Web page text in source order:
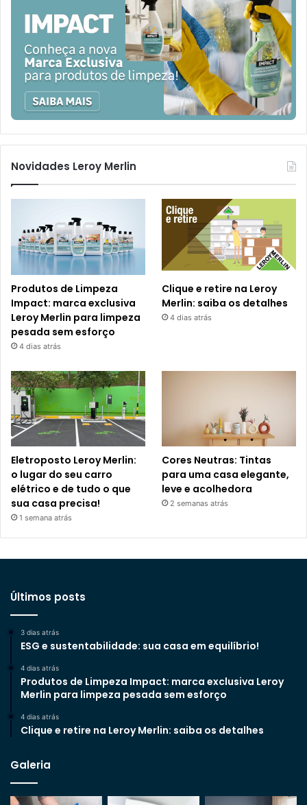
Novidades Leroy Merlin
Produtos de Limpeza
Impact: marca exclusiva
Leroy Merlin para limpeza
pesada sem esforço
4 dias atrás
Clique e retire na Leroy
Merlin: saiba os detalhes
4 dias atrás
Eletroposto Leroy Merlin:
o lugar do seu carro
elétrico e de tudo o que
sua casa precisa!
1 semana atrás
Cores Neutras: Tintas
para uma casa elegante,
leve e acolhedora
2 semanas atrás
Últimos posts
3 dias atrás
ESG e sustentabilidade: sua casa em equilíbrio!
4 dias atrás
Produtos de Limpeza Impact: marca exclusiva Leroy
Merlin para limpeza pesada sem esforço
4 dias atrás
Clique e retire na Leroy Merlin: saiba os detalhes
Galeria